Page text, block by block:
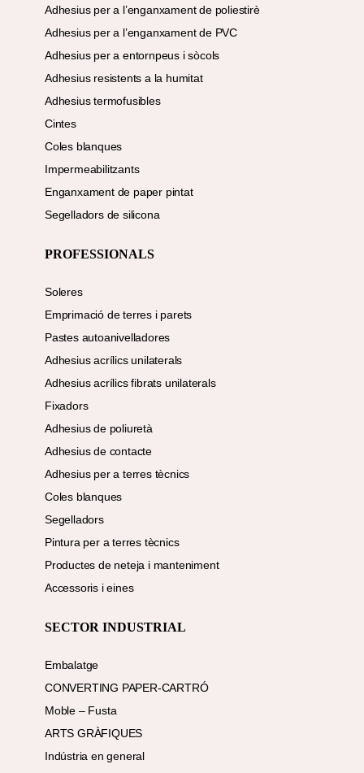
Adhesius per a l’enganxament de poliestirè
Adhesius per a l’enganxament de PVC
Adhesius per a entornpeus i sòcols
Adhesius resistents a la humitat
Adhesius termofusibles
Cintes
Coles blanques
Impermeabilitzants
Enganxament de paper pintat
Segelladors de silicona
PROFESSIONALS
Soleres
Emprimació de terres i parets
Pastes autoanivelladores
Adhesius acrílics unilaterals
Adhesius acrílics fibrats unilaterals
Fixadors
Adhesius de poliuretà
Adhesius de contacte
Adhesius per a terres tècnics
Coles blanques
Segelladors
Pintura per a terres tècnics
Productes de neteja i manteniment
Accessoris i eines
SECTOR INDUSTRIAL
Embalatge
CONVERTING PAPER-CARTRÓ
Moble – Fusta
ARTS GRÀFIQUES
Indústria en general